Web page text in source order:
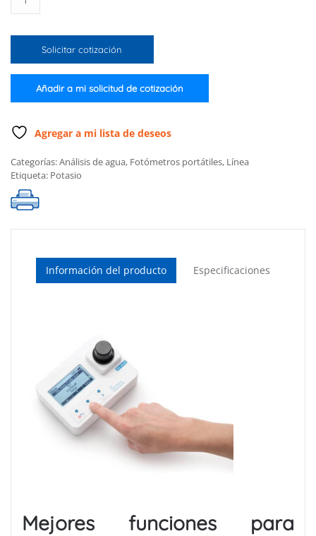
para
intervalo
(Kit
cantidad
Solicitar cotización
Añadir a mi solicitud de cotización
Agregar a mi lista de deseos
Categorías:Análisis de agua, Fotómetros portátiles, Línea
Etiqueta: Potasio
Información del producto Especificaciones
Mejores funciones para